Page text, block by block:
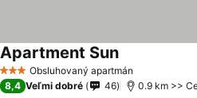
3 Počet hviezdičiek
Obsluhovaný apartmán
Apartment Sun
8,4 Veľmi dobré 46 0.9 km >>